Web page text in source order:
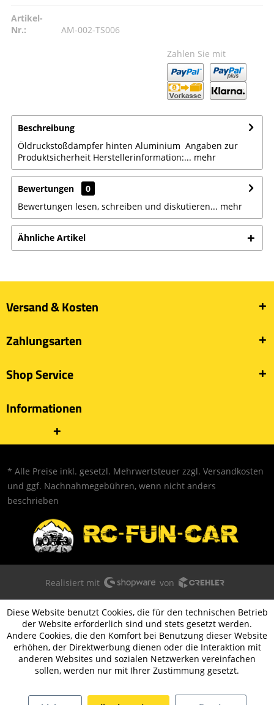
Artikel-
Nr.:
AM-002-TS006
Zahlen Sie mit
Beschreibung
Öldruckstoßdämpfer hinten Aluminium Angaben zur
Produktsicherheit Herstellerinformation:... mehr
Bewertungen
0
Bewertungen lesen, schreiben und diskutieren... mehr
Ähnliche Artikel
Versand & Kosten
Zahlungsarten
Shop Service
Informationen
* Alle Preise inkl. gesetzl. Mehrwertsteuer zzgl. Versandkosten
und ggf. Nachnahmegebühren, wenn nicht anders
beschrieben
Realisiert mit von
Diese Website benutzt Cookies, die für den technischen Betrieb
der Website erforderlich sind und stets gesetzt werden.
Andere Cookies, die den Komfort bei Benutzung dieser Website
erhöhen, der Direktwerbung dienen oder die Interaktion mit
anderen Websites und sozialen Netzwerken vereinfachen
sollen, werden nur mit Ihrer Zustimmung gesetzt.